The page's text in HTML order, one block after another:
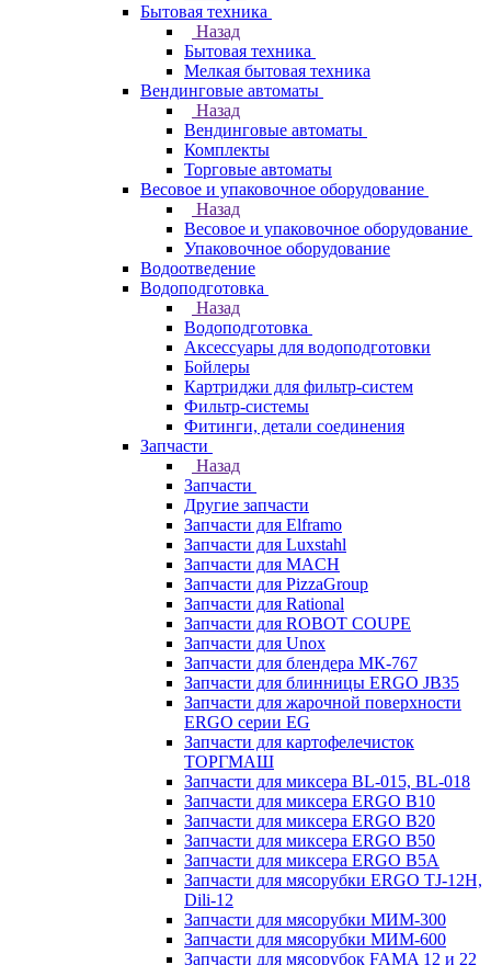
Бытовая техника
Назад
Бытовая техника
Мелкая бытовая техника
Вендинговые автоматы
Назад
Вендинговые автоматы
Комплекты
Торговые автоматы
Весовое и упаковочное оборудование
Назад
Весовое и упаковочное оборудование
Упаковочное оборудование
Водоотведение
Водоподготовка
Назад
Водоподготовка
Аксессуары для водоподготовки
Бойлеры
Картриджи для фильтр-систем
Фильтр-системы
Фитинги, детали соединения
Запчасти
Назад
Запчасти
Другие запчасти
Запчасти для Elframo
Запчасти для Luxstahl
Запчасти для MACH
Запчасти для PizzaGroup
Запчасти для Rational
Запчасти для ROBOT COUPE
Запчасти для Unox
Запчасти для блендера МК-767
Запчасти для блинницы ERGO JB35
Запчасти для жарочной поверхности
ERGO серии EG
Запчасти для картофелечисток
ТОРГМАШ
Запчасти для миксера BL-015, BL-018
Запчасти для миксера ERGO B10
Запчасти для миксера ERGO B20
Запчасти для миксера ERGO B50
Запчасти для миксера ERGO B5A
Запчасти для мясорубки ERGO TJ-12H,
Dili-12
Запчасти для мясорубки МИМ-300
Запчасти для мясорубки МИМ-600
Запчасти для мясорубок FAMA 12 и 22